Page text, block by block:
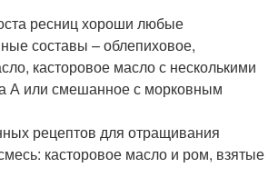
ресниц хороши любые
составы – облепиховое,
касторовое масло с несколькими
А или смешанное с морковным
рецептов для отращивания
касторовое масло и ром, взятые